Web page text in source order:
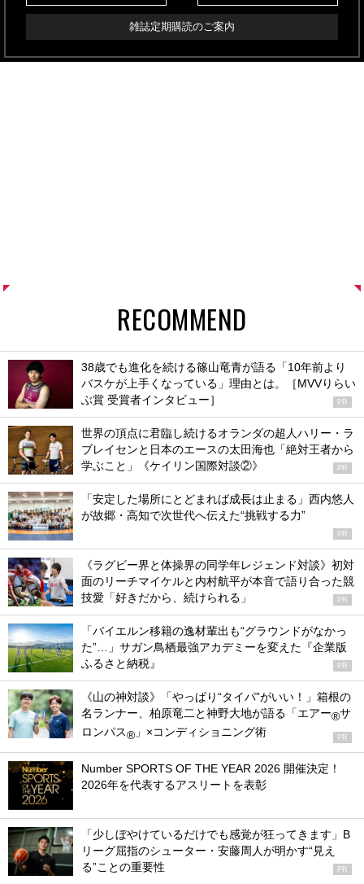
雑誌定期購読のご案内
RECOMMEND
38歳でも進化を続ける篠山竜青が語る「10年前より
バスケが上手くなっている」理由とは。［MVVりらい
ぶ賞 受賞者インタビュー］
PR
世界の頂点に君臨し続けるオランダの超人ハリー・ラ
ブレイセンと日本のエースの太田海也「絶対王者から
学ぶこと」《ケイリン国際対談②》
PR
「安定した場所にとどまれば成長は止まる」西内悠人
が故郷・高知で次世代へ伝えた“挑戦する力”
PR
《ラグビー界と体操界の同学年レジェンド対談》初対
面のリーチマイケルと内村航平が本音で語り合った競
技愛「好きだから、続けられる」
PR
「バイエルン移籍の逸材輩出も“グラウンドがなかっ
た”…」サガン鳥栖最強アカデミーを変えた『企業版
ふるさと納税』
PR
《山の神対談》「やっぱり“タイパ”がいい！」箱根の
名ランナー、柏原竜二と神野大地が語る「エアー®サ
ロンパス® 」×コンディショニング術 PR
Number SPORTS OF THE YEAR 2026 開催決定！
2026年を代表するアスリートを表彰
「少しぼやけているだけでも感覚が狂ってきます」B
リーグ屈指のシューター・安藤周人が明かす“見え
る”ことの重要性
PR